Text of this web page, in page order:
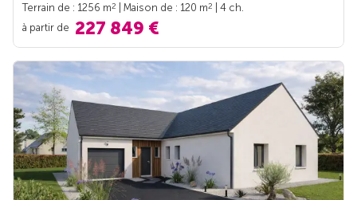
Terrain de : 1256 m2 | Maison de : 120 m2
| 4 ch.
à partir de 227 849 €